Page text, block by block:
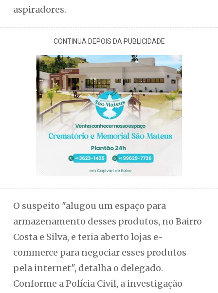
aspiradores.
CONTINUA DEPOIS DA PUBLICIDADE
O suspeito "alugou um espaço para
armazenamento desses produtos, no Bairro
Costa e Silva, e teria aberto lojas e-
commerce para negociar esses produtos
pela internet", detalha o delegado.
Conforme a Polícia Civil, a investigação